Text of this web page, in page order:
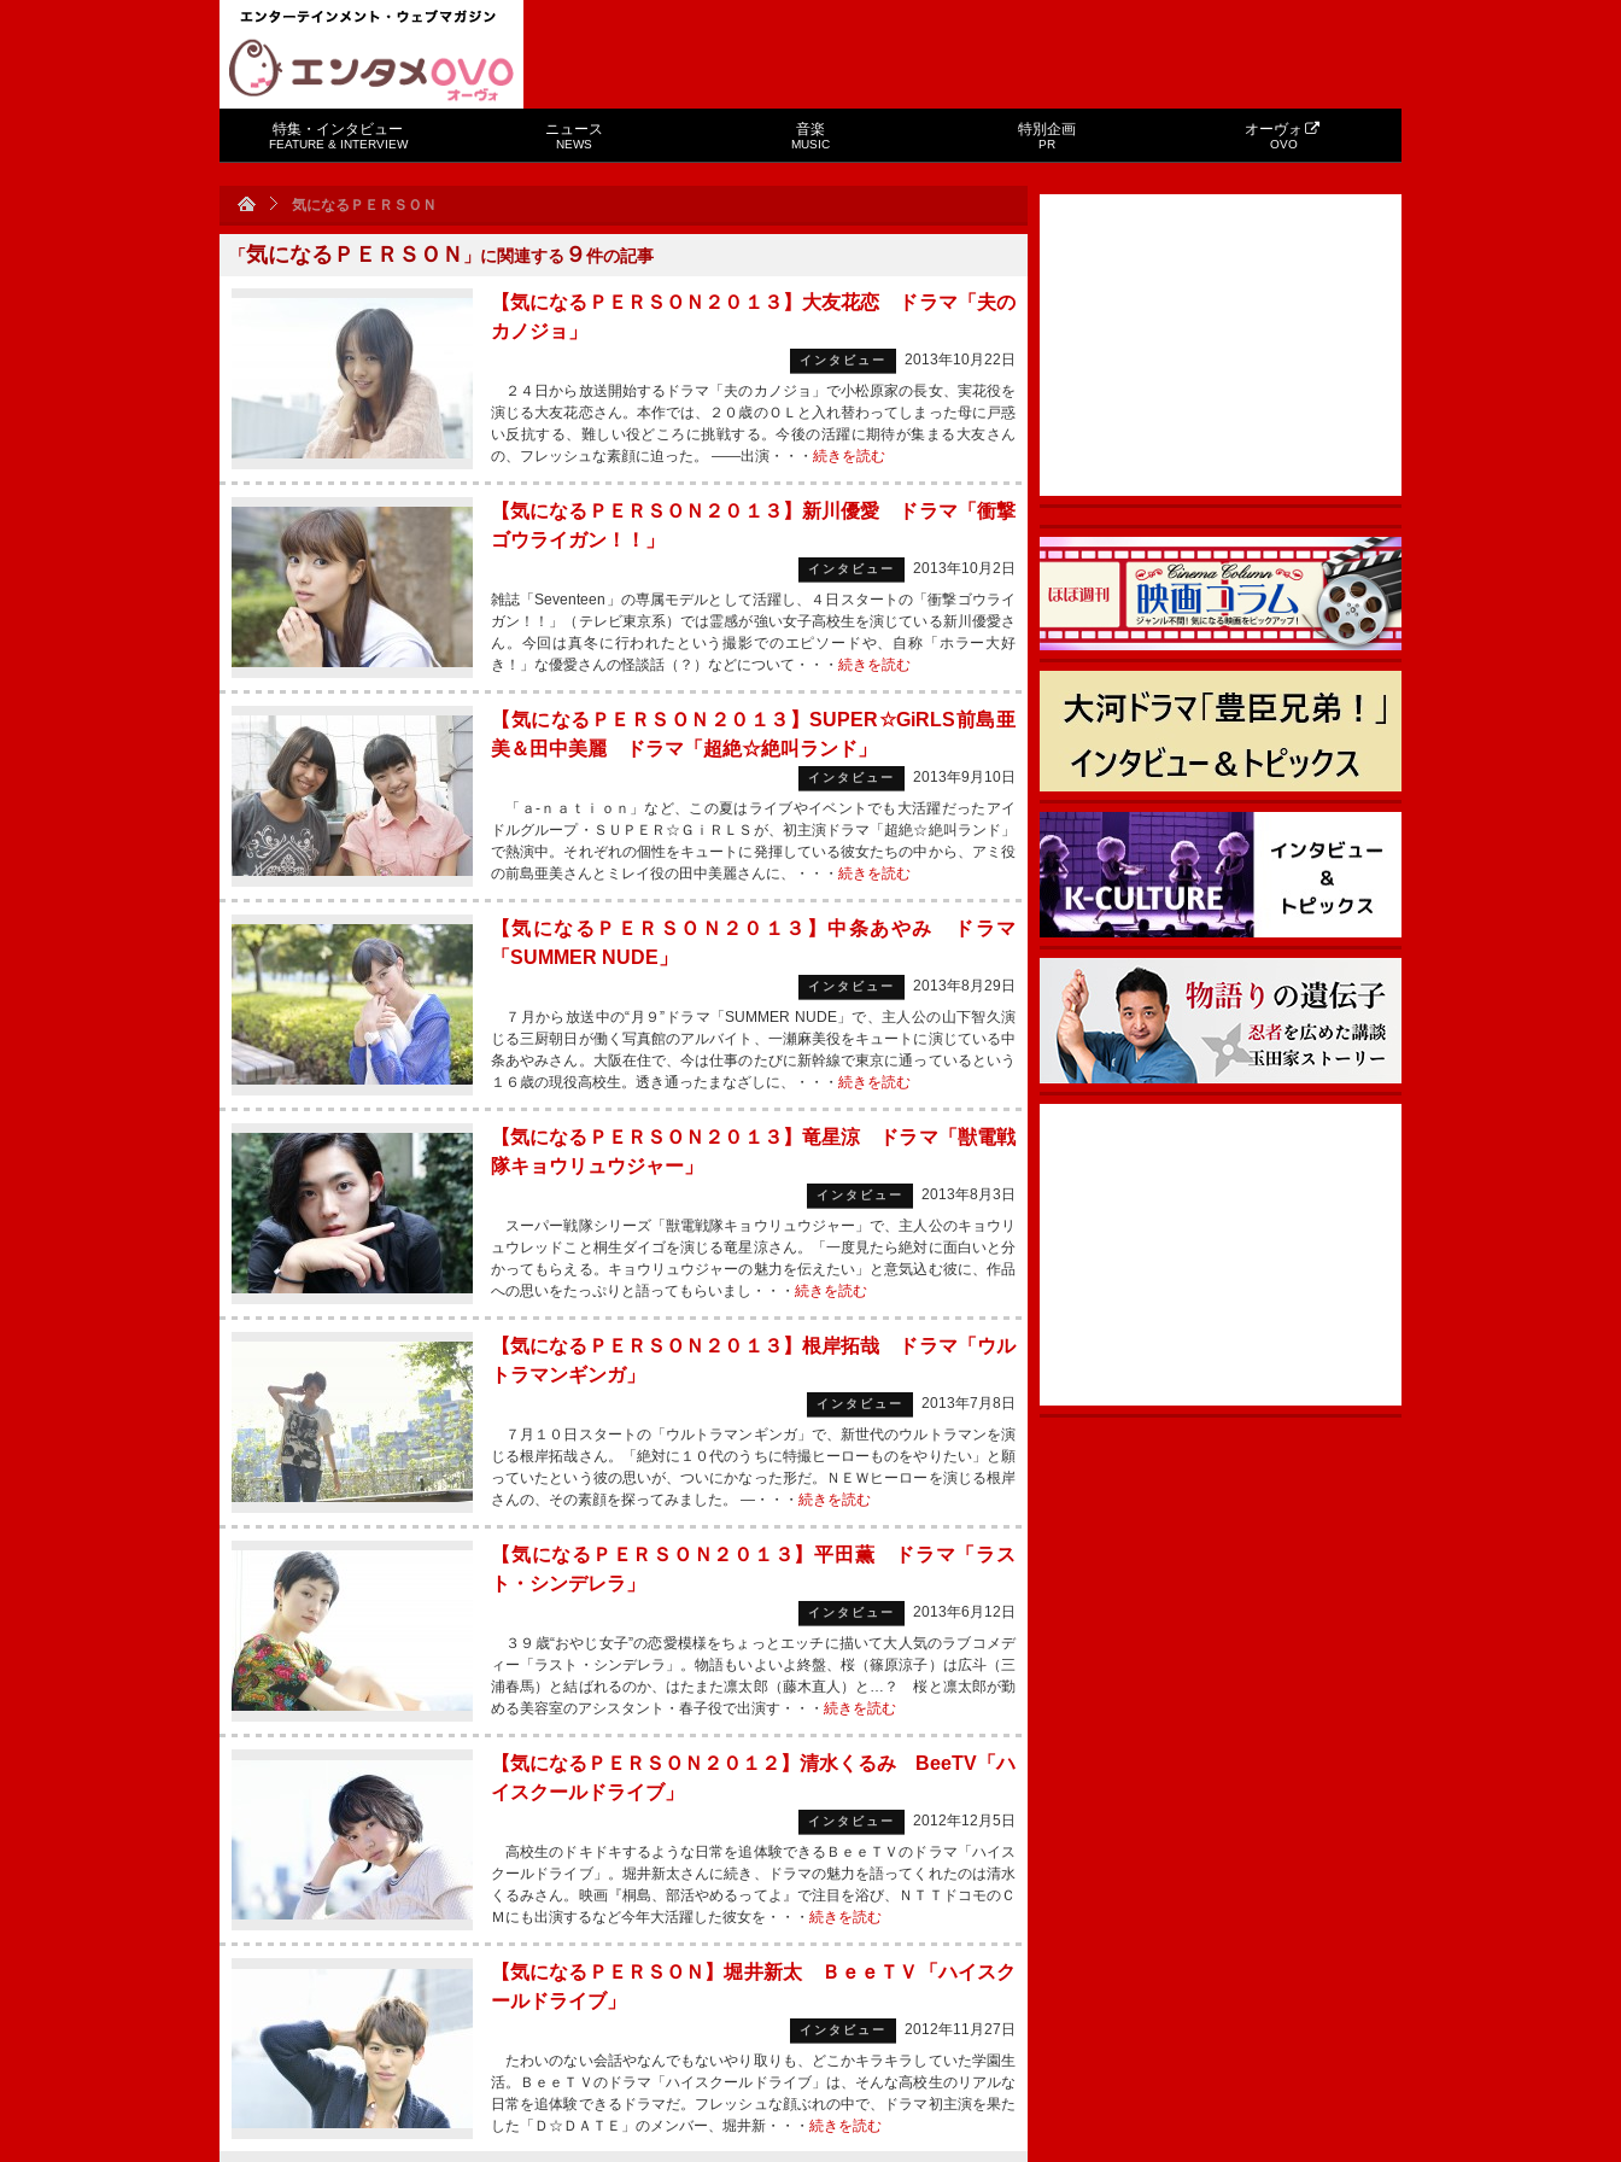
特集・インタビュー
FEATURE & INTERVIEW
ニュース
NEWS
音楽
MUSIC
特別企画
PR
オーヴォ
OVO
気になるＰＥＲＳＯＮ
「気になるＰＥＲＳＯＮ 」に関連する ９件の記事
【気になるＰＥＲＳＯＮ２０１３】大友花恋 ドラマ「夫の
カノジョ」
インタビュー
2013年10月22日
２４日から放送開始するドラマ「夫のカノジョ」で小松原家の長女、実花役を
演じる大友花恋さん。本作では、２０歳のＯＬと入れ替わってしまった母に戸惑
い反抗する、難しい役どころに挑戦する。今後の活躍に期待が集まる大友さん
の、フレッシュな素顔に迫った。 ――出演・・・ 続きを読む
【気になるＰＥＲＳＯＮ２０１３】新川優愛 ドラマ「衝撃
ゴウライガン！！」
インタビュー
2013年10月2日
雑誌「Seventeen」の専属モデルとして活躍し、４日スタートの「衝撃ゴウライ
ガン！！」（テレビ東京系）では霊感が強い女子高校生を演じている新川優愛さ
ん。今回は真冬に行われたという撮影でのエピソードや、自称「ホラー大好
き！」な優愛さんの怪談話（？）などについて・・・ 続きを読む
【気になるＰＥＲＳＯＮ２０１３】SUPER☆GiRLS前島亜
美＆田中美麗 ドラマ「超絶☆絶叫ランド」
インタビュー
2013年9月10日
「ａ‐ｎａｔｉｏｎ」など、この夏はライブやイベントでも大活躍だったアイ
ドルグループ・ＳＵＰＥＲ☆ＧｉＲＬＳが、初主演ドラマ「超絶☆絶叫ランド」
で熱演中。それぞれの個性をキュートに発揮している彼女たちの中から、アミ役
の前島亜美さんとミレイ役の田中美麗さんに、・・・ 続きを読む
【気になるＰＥＲＳＯＮ２０１３】中条あやみ ドラマ
「SUMMER NUDE」
インタビュー
2013年8月29日
７月から放送中の“月９”ドラマ「SUMMER NUDE」で、主人公の山下智久演
じる三厨朝日が働く写真館のアルバイト、一瀬麻美役をキュートに演じている中
条あやみさん。大阪在住で、今は仕事のたびに新幹線で東京に通っているという
１６歳の現役高校生。透き通ったまなざしに、・・・ 続きを読む
【気になるＰＥＲＳＯＮ２０１３】竜星涼 ドラマ「獣電戦
隊キョウリュウジャー」
インタビュー
2013年8月3日
スーパー戦隊シリーズ「獣電戦隊キョウリュウジャー」で、主人公のキョウリ
ュウレッドこと桐生ダイゴを演じる竜星涼さん。「一度見たら絶対に面白いと分
かってもらえる。キョウリュウジャーの魅力を伝えたい」と意気込む彼に、作品
への思いをたっぷりと語ってもらいまし・・・ 続きを読む
【気になるＰＥＲＳＯＮ２０１３】根岸拓哉 ドラマ「ウル
トラマンギンガ」
インタビュー
2013年7月8日
７月１０日スタートの「ウルトラマンギンガ」で、新世代のウルトラマンを演
じる根岸拓哉さん。「絶対に１０代のうちに特撮ヒーローものをやりたい」と願
っていたという彼の思いが、ついにかなった形だ。ＮＥＷヒーローを演じる根岸
さんの、その素顔を探ってみました。 ―・・・ 続きを読む
【気になるＰＥＲＳＯＮ２０１３】平田薫 ドラマ「ラス
ト・シンデレラ」
インタビュー
2013年6月12日
３９歳“おやじ女子”の恋愛模様をちょっとエッチに描いて大人気のラブコメデ
ィー「ラスト・シンデレラ」。物語もいよいよ終盤、桜（篠原涼子）は広斗（三
浦春馬）と結ばれるのか、はたまた凛太郎（藤木直人）と…？ 桜と凛太郎が勤
める美容室のアシスタント・春子役で出演す・・・ 続きを読む
【気になるＰＥＲＳＯＮ２０１２】清水くるみ BeeTV「ハ
イスクールドライブ」
インタビュー
2012年12月5日
高校生のドキドキするような日常を追体験できるＢｅｅＴＶのドラマ「ハイス
クールドライブ」。堀井新太さんに続き、ドラマの魅力を語ってくれたのは清水
くるみさん。映画『桐島、部活やめるってよ』で注目を浴び、ＮＴＴドコモのＣ
Ｍにも出演するなど今年大活躍した彼女を・・・ 続きを読む
【気になるＰＥＲＳＯＮ】堀井新太 ＢｅｅＴＶ「ハイスク
ールドライブ」
インタビュー
2012年11月27日
たわいのない会話やなんでもないやり取りも、どこかキラキラしていた学園生
活。ＢｅｅＴＶのドラマ「ハイスクールドライブ」は、そんな高校生のリアルな
日常を追体験できるドラマだ。フレッシュな顔ぶれの中で、ドラマ初主演を果た
した「Ｄ☆ＤＡＴＥ」のメンバー、堀井新・・・ 続きを読む